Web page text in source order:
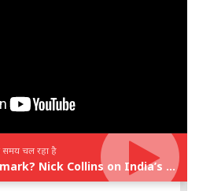
समय चल रहा है
Rigvedic Names in Denmark? Nick Collins on India’s Forgotten Links With Europe